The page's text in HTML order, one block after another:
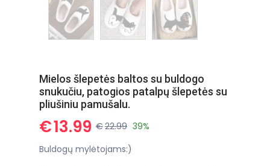
Mielos šlepetės baltos su buldogo
snukučiu, patogios patalpų šlepetės su
pliušiniu pamušalu.
€13.99 €22.99 39%
Buldogų mylėtojams:)